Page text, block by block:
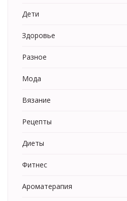
Дети
Здоровье
Разное
Мода
Вязание
Рецепты
Диеты
Фитнес
Ароматерапия